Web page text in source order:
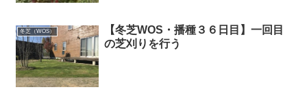
冬芝（WOS）
【冬芝WOS・播種３６日目】一回目
の芝刈りを行う